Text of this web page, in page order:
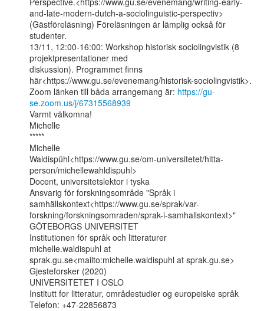
and-late-modern-dutch-a-sociolinguistic-perspectiv>
(Gästföreläsning) Föreläsningen är lämplig också för
studenter.
13/11, 12:00-16:00: Workshop historisk sociolingvistik (8
projektpresentationer med
diskussion). Programmet finns
här<https://www.gu.se/evenemang/historisk-sociolingvistik>.
Zoom länken till båda arrangemang är: https://gu-
se.zoom.us/j/67315568939
Varmt välkomna!
Michelle
*****
Michelle
Waldispühl<https://www.gu.se/om-universitetet/hitta-
person/michellewahldispuhl>
Docent, universitetslektor i tyska
Ansvarig för forskningsområde "Språk i
samhällskontext<https://www.gu.se/sprak/var-
forskning/forskningsomraden/sprak-i-samhallskontext>"
GÖTEBORGS UNIVERSITET
Institutionen för språk och litteraturer
michelle.waldispuhl at
sprak.gu.se<mailto:michelle.waldispuhl at sprak.gu.se>
Gjesteforsker (2020)
UNIVERSITETET I OSLO
Institutt for litteratur, områdestudier og europeiske språk
Telefon: +47-22856873